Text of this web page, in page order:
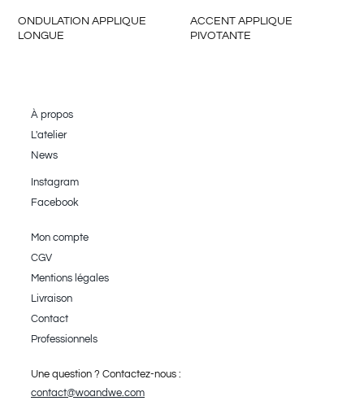
ONDULATION APPLIQUE
LONGUE
ACCENT APPLIQUE
PIVOTANTE
À propos
L'atelier
News
Instagram
Facebook
Mon compte
CGV
Mentions légales
Livraison
Contact
Professionnels
Une question ? Contactez-nous :
contact@woandwe.com